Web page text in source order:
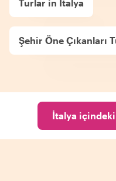
Turlar in İtalya
Şehir Öne Çıkanları
İtalya